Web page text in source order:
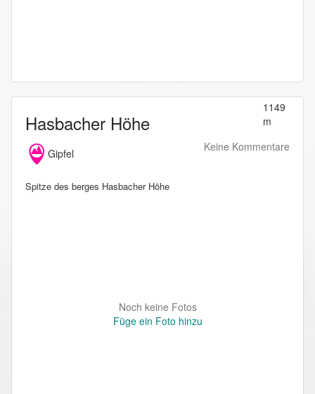
Hasbacher Höhe
1149
m
Gipfel
Keine Kommentare
Spitze des berges Hasbacher Höhe
Noch keine Fotos
Füge ein Foto hinzu